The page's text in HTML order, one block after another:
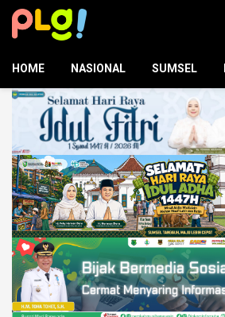
HOME NASIONAL SUMSEL